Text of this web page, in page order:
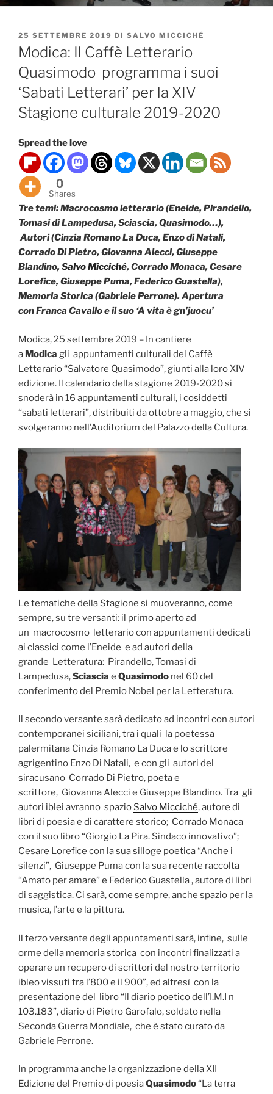
PUBBLICATO
IL
25 SETTEMBRE 2019 DI SALVO MICCICHÉ
Modica: Il Caffè Letterario
Quasimodo programma i suoi
‘Sabati Letterari’ per la XIV
Stagione culturale 2019-2020
Spread the love
0
Shares
Tre temi: Macrocosmo letterario (Eneide, Pirandello,
Tomasi di Lampedusa, Sciascia, Quasimodo…),
Autori (Cinzia Romano La Duca, Enzo di Natali,
Corrado Di Pietro, Giovanna Alecci, Giuseppe
Blandino, Salvo Micciché, Corrado Monaca, Cesare
Lorefice, Giuseppe Puma, Federico Guastella),
Memoria Storica (Gabriele Perrone). Apertura
con Franca Cavallo e il suo ‘A vita è gn’juocu’
Modica, 25 settembre 2019 – In cantiere
a Modica gli appuntamenti culturali del Caffè
Letterario “Salvatore Quasimodo”, giunti alla loro XIV
edizione. Il calendario della stagione 2019-2020 si
snoderà in 16 appuntamenti culturali, i cosiddetti
“sabati letterari”, distribuiti da ottobre a maggio, che si
svolgeranno nell’Auditorium del Palazzo della Cultura.
Le tematiche della Stagione si muoveranno, come
sempre, su tre versanti: il primo aperto ad
un macrocosmo letterario con appuntamenti dedicati
ai classici come l’Eneide e ad autori della
grande Letteratura: Pirandello, Tomasi di
Lampedusa,Sciascia e Quasimodo nel 60 del
conferimento del Premio Nobel per la Letteratura.
Il secondo versante sarà dedicato ad incontri con autori
contemporanei siciliani, tra i quali la poetessa
palermitana Cinzia Romano La Duca e lo scrittore
agrigentino Enzo Di Natali, e con gli autori del
siracusano Corrado Di Pietro, poeta e
scrittore, Giovanna Alecci e Giuseppe Blandino. Tra gli
autori iblei avranno spazio Salvo Micciché, autore di
libri di poesia e di carattere storico; Corrado Monaca
con il suo libro “Giorgio La Pira. Sindaco innovativo”;
Cesare Lorefice con la sua silloge poetica “Anche i
silenzi”, Giuseppe Puma con la sua recente raccolta
“Amato per amare” e Federico Guastella , autore di libri
di saggistica. Ci sarà, come sempre, anche spazio per la
musica, l’arte e la pittura.
Il terzo versante degli appuntamenti sarà, infine, sulle
orme della memoria storica con incontri finalizzati a
operare un recupero di scrittori del nostro territorio
ibleo vissuti tra l’800 e il 900”, ed altresì con la
presentazione del libro “Il diario poetico dell’I.M.I n
103.183”, diario di Pietro Garofalo, soldato nella
Seconda Guerra Mondiale, che è stato curato da
Gabriele Perrone.
In programma anche la organizzazione della XII
Edizione del Premio di poesiaQuasimodo“La terra